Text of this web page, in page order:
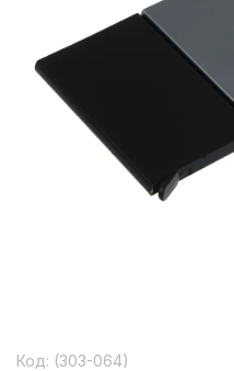
Код: (303-064)